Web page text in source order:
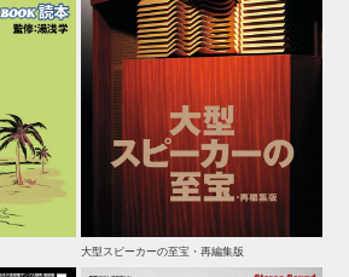
大型スピーカーの至宝・再編集版